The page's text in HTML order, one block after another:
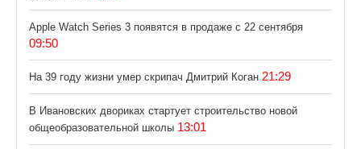
Apple Watch Series 3 появятся в продаже с 22 сентября
09:50
На 39 году жизни умер скрипач Дмитрий Коган 21:29
В Ивановских двориках стартует строительство новой
общеобразовательной школы 13:01